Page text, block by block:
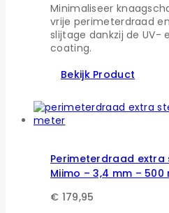
Minimaliseer
vrije perimeterdraad
slijtage dankzij de UV-
coating.
Bekijk Product
Perimeterdraad extra
Miimo – 3,4 mm – 500
€ 179,95